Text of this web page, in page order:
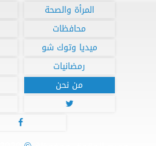
المرأة والصحة
محافظات
ميديا وتوك شو
رمضانيات
من نحن

